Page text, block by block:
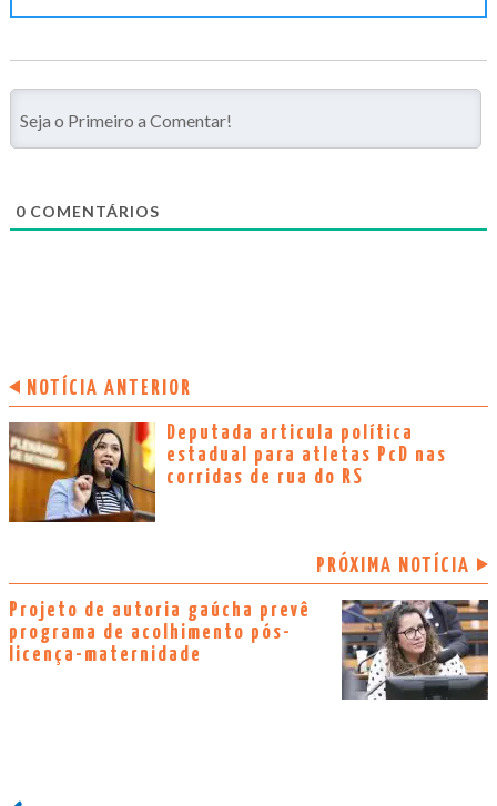
0 COMENTÁRIOS
NOTÍCIA ANTERIOR
Deputada articula política
estadual para atletas PcD nas
corridas de rua do RS
PRÓXIMA NOTÍCIA
Projeto de autoria gaúcha prevê
programa de acolhimento pós-
licença-maternidade